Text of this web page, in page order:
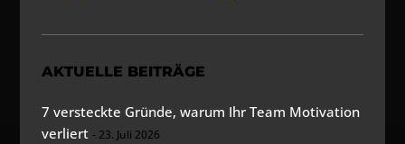
AKTUELLE BEITRÄGE
7 versteckte Gründe, warum Ihr Team Motivation
verliert
23. Juli 2026